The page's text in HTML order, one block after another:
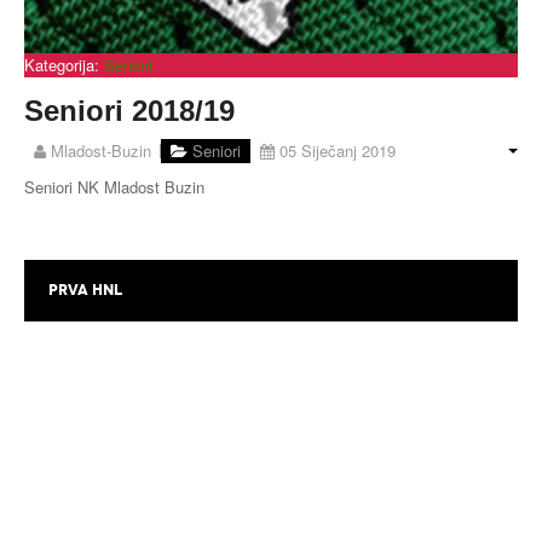
Kategorija: Seniori
Seniori 2018/19
Mladost-Buzin Seniori
05 Siječanj 2019
Seniori NK Mladost Buzin
PRVA HNL